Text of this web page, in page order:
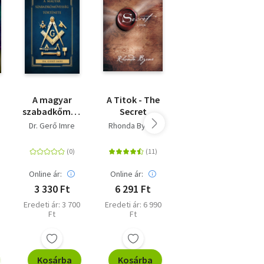
A magyar
szabadkőművesség
története
Dr. Gerő Imre
Online ár:
3 330 Ft
Eredeti ár: 3 700
Ft
Kosárba
A Titok - The
Secret
Rhonda Byrne
Online ár:
6 291 Ft
Eredeti ár: 6 990
Ft
Kosárba